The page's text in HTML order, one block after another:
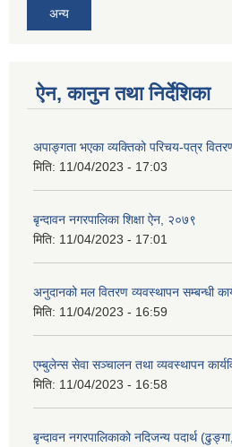
अन्य
ऐन, कानुन तथा निर्देशिका
अपाङ्गता भएका व्यक्तिको परिचय-पत्र
मिति: 11/04/2023 - 17:03
बृन्दावन नगरपालिका शिक्षा ऐन, २०७९
मिति: 11/04/2023 - 17:01
अनुदानको मल वितरण व्यवस्थापन सम्बन्धी
मिति: 11/04/2023 - 16:59
एम्बुलेन्स सेवा सञ्चालन तथा व्यवस्थापन
मिति: 11/04/2023 - 16:58
बृन्दावन नगरपालिकाको नदिजन्य पदार्थ